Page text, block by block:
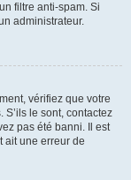
filtre anti-spam. Si
administrateur.
vérifiez que votre
S’ils le sont, contactez
pas été banni. Il est
ait une erreur de